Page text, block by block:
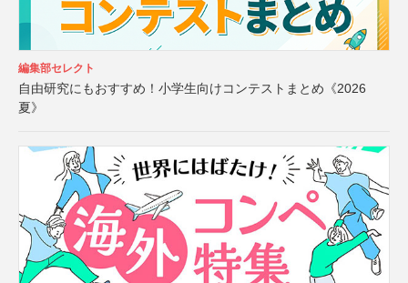
編集部セレクト
自由研究にもおすすめ！小学生向けコンテストまとめ《2026
夏》